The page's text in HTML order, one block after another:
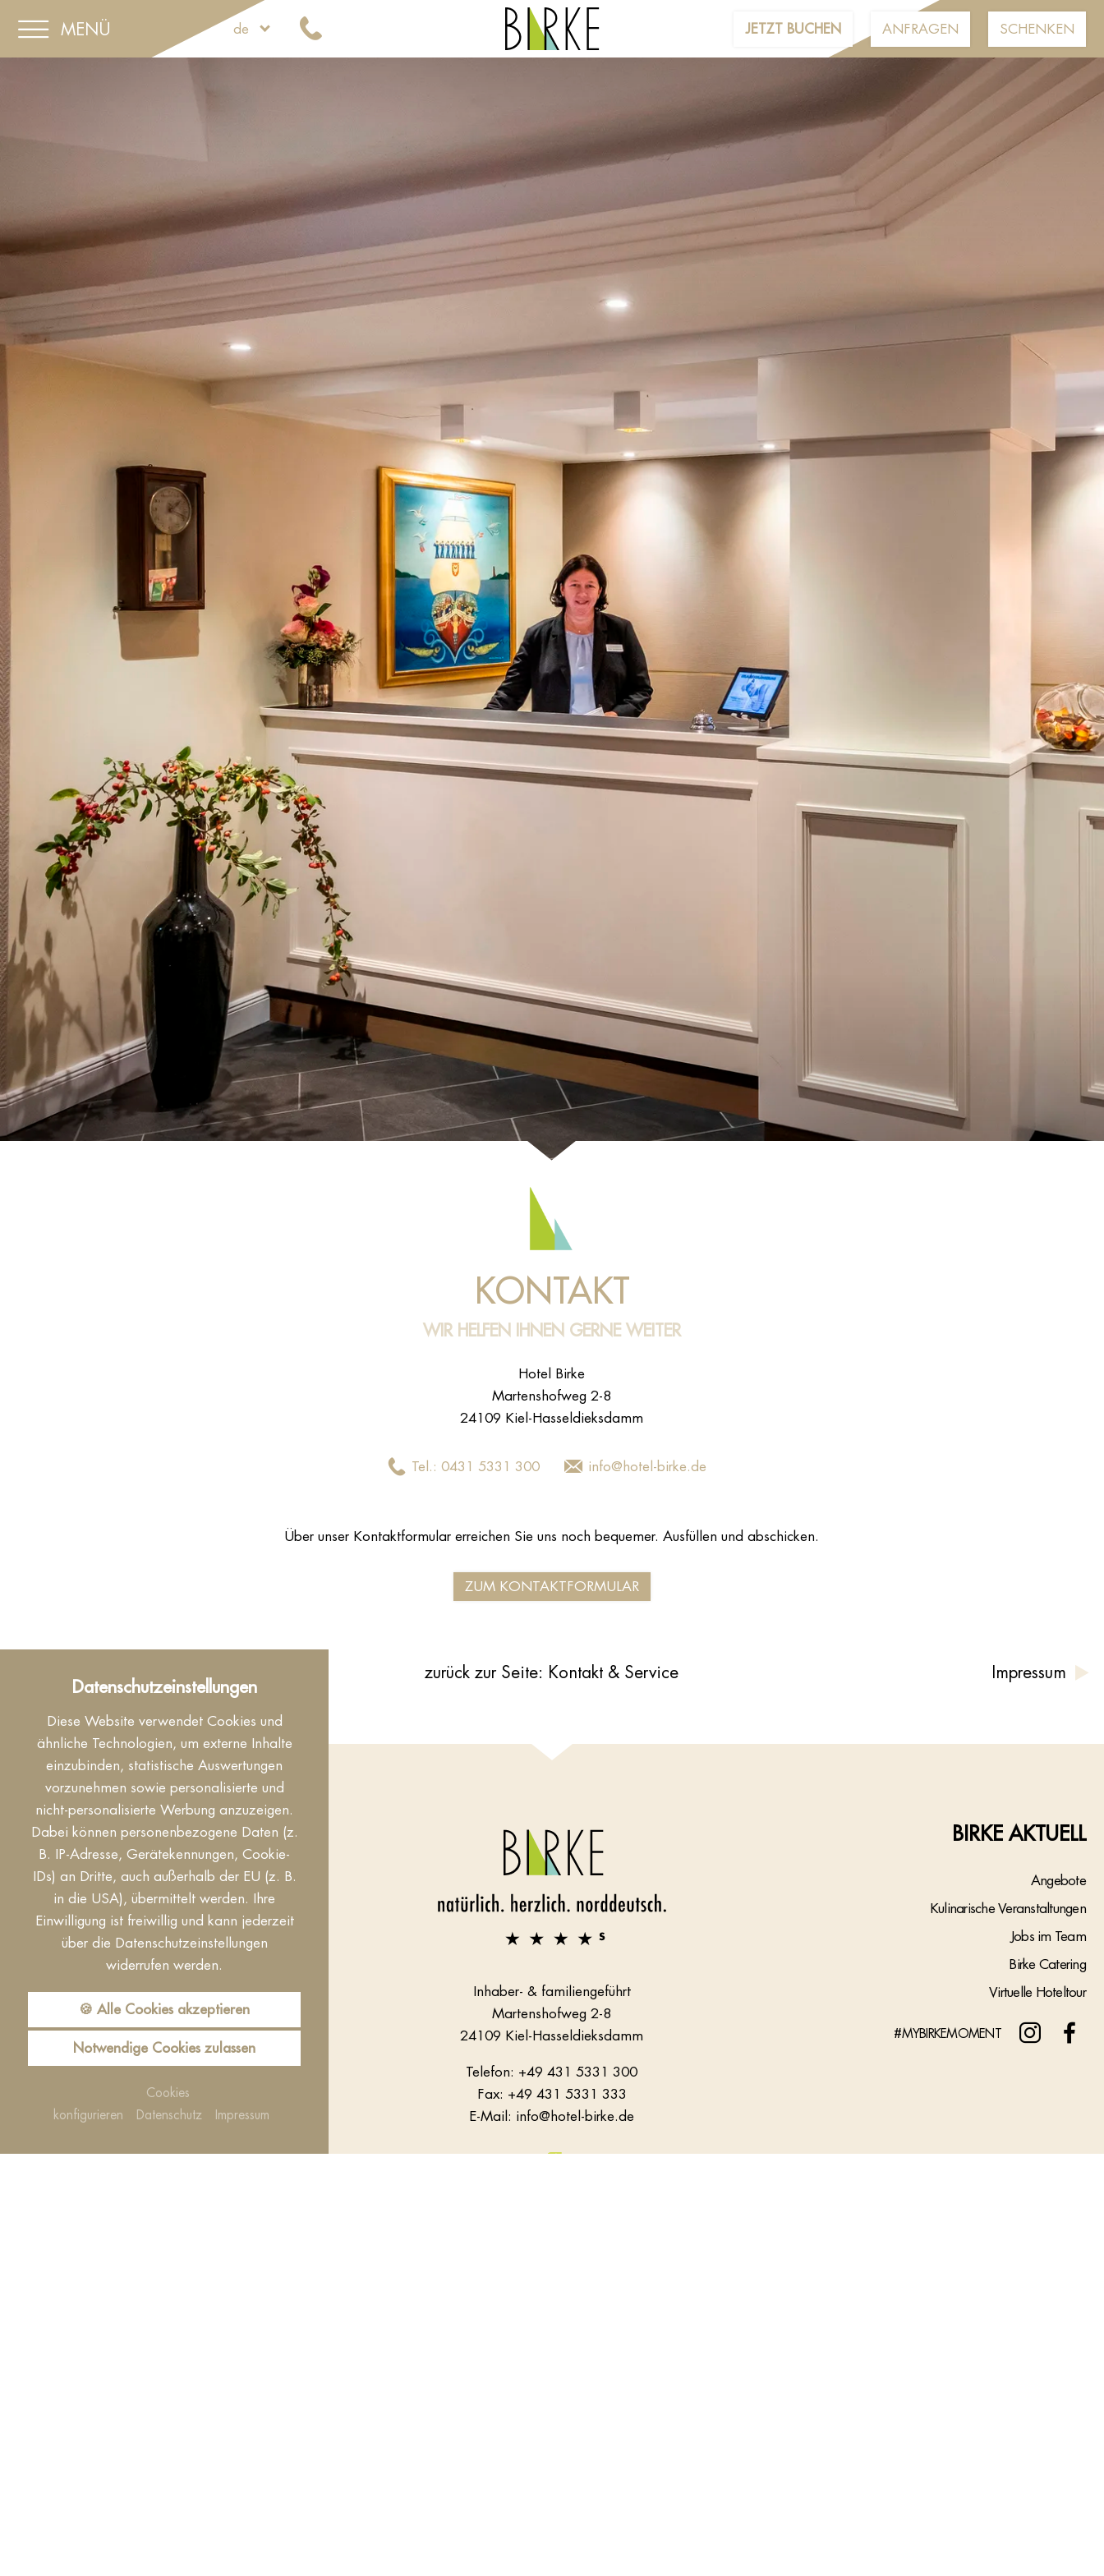
Datenschutzeinstellungen
Diese Website verwendet Cookies und
ähnliche Technologien, um externe Inhalte
einzubinden, statistische Auswertungen
vorzunehmen sowie personalisierte und
nicht-personalisierte Werbung anzuzeigen.
Dabei können personenbezogene Daten (z.
B. IP-Adresse, Gerätekennungen, Cookie-
IDs) an Dritte, auch außerhalb der EU (z. B.
in die USA), übermittelt werden. Ihre
Einwilligung ist freiwillig und kann jederzeit
über die Datenschutzeinstellungen
widerrufen werden.
🍪 Alle Cookies akzeptieren
Notwendige Cookies zulassen
Cookies
konfigurieren
Datenschutz Impressum
MENÜ de JETZT BUCHEN ANFRAGEN SCHENKEN
KONTAKT
WIR HELFEN IHNEN GERNE WEITER
Hotel Birke
Martenshofweg 2-8
24109 Kiel-Hasseldieksdamm
Tel.: 0431 5331 300 info@hotel-birke.de
Über unser Kontaktformular erreichen Sie uns noch bequemer. Ausfüllen und abschicken.
ZUM KONTAKTFORMULAR
zurück zur Seite: Kontakt & Service Impressum
QUICKLINKS
Tagungen & Events
Wellness & SPA
Genuss & Kulinarik
Zimmer & Preise
IMPRESSUM DATENSCHUTZ
COOKIES
BARRIEREFREIHEIT
KONTAKT INFOS AGB
Inhaber- & familiengeführt
Martenshofweg 2-8
24109 Kiel-Hasseldieksdamm
Telefon: +49 431 5331 300
Fax: +49 431 5331 333
E-Mail: info@hotel-birke.de
BIRKE AKTUELL
Angebote
Kulinarische Veranstaltungen
Jobs im Team
Birke Catering
Virtuelle Hoteltour
#MYBIRKEMOMENT